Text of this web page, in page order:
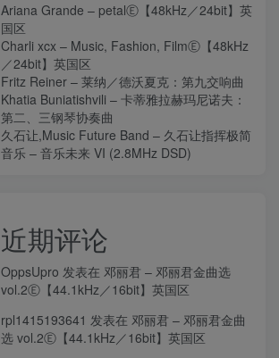
Ariana Grande – petalⒺ【48kHz／24bit】英
国区
Charli xcx – Music, Fashion, FilmⒺ【48kHz
／24bit】英国区
Fritz Reiner – 莱纳／德沃夏克：第九交响曲
Khatia Buniatishvili – 卡蒂雅拉赫玛尼诺夫：
第二、三钢琴协奏曲
久石让,Music Future Band – 久石让指挥极简
音乐 – 音乐未来 VI (2.8MHz DSD)
近期评论
OppsUpro 发表在 邓丽君 – 邓丽君金曲选
vol.2Ⓔ【44.1kHz／16bit】英国区
rpl1415193641 发表在 邓丽君 – 邓丽君金曲
选 vol.2Ⓔ【44.1kHz／16bit】英国区